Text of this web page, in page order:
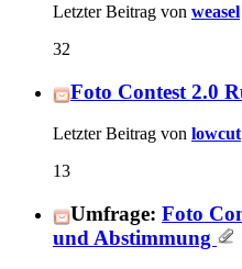
Letzter Beitrag von weasel
32
Foto Contest 2.0
Letzter Beitrag von lowcut
13
Umfrage: Foto
und Abstimmung